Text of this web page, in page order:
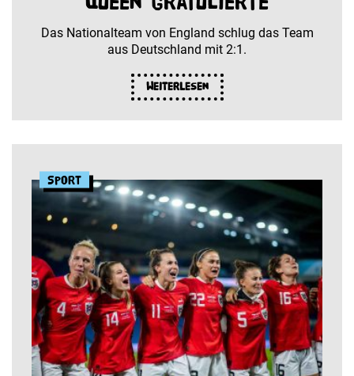
Das Nationalteam von England schlug das Team
aus Deutschland mit 2:1.
Weiterlesen
Sport